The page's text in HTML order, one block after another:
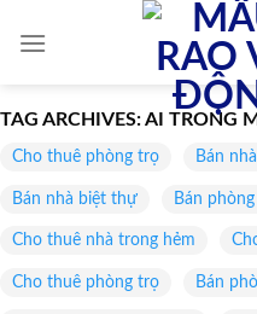
TAG ARCHIVES:AI TRONG
Cho thuê phòng trọ Bán
Bán nhà biệt thự Bán
Cho thuê nhà trong hẻm
Cho thuê phòng trọ Bán